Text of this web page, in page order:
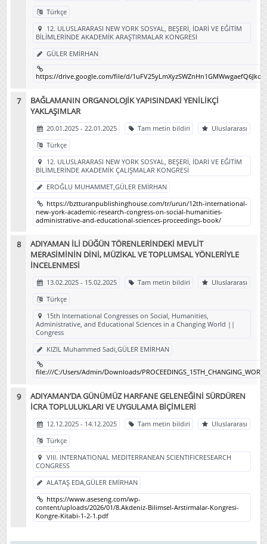
Türkçe
12. ULUSLARARASI NEW YORK SOSYAL, BEŞERİ, İDARİ VE EĞİTİM
BİLİMLERİNDE AKADEMİK ARAŞTIRMALAR KONGRESİ
GÜLER EMİRHAN
https://drive.google.com/file/d/
BAĞLAMANIN ORGANOLOJİK YAPISINDAKİ YENİLİKÇİ
YAKLAŞIMLAR
20.01.2025 - 22.01.2025 Tam metin bildiri
Uluslararası
Türkçe
12. ULUSLARARASI NEW YORK SOSYAL, BEŞERİ, İDARİ VE EĞİTİM
BİLİMLERİNDE AKADEMİK ÇALIŞMALAR KONGRESİ
EROĞLU MUHAMMET,GÜLER EMİRHAN
https://bztturanpublishinghouse.com/tr/urun/12th-international-
new-york-academic-research-congress-on-social-humanities-
administrative-and-educational-sciences-proceedings-book/
ADIYAMAN İLİ DÜĞÜN TÖRENLERİNDEKİ MEVLİT
MERASİMİNİN DİNİ, MÜZİKAL VE TOPLUMSAL YÖNLERİYLE
İNCELENMESİ
13.02.2025 - 15.02.2025 Tam metin bildiri
Uluslararası
Türkçe
15th International Congresses on Social, Humanities,
Administrative, and Educational Sciences in a Changing World ||
Congress
KIZIL Muhammed Sadi,GÜLER EMİRHAN
file:///C:/Users/Admin/Downloads/
ADIYAMAN’DA GÜNÜMÜZ HARFANE GELENEĞİNİ SÜRDÜREN
İCRA TOPLULUKLARI VE UYGULAMA BİÇİMLERİ
12.12.2025 - 14.12.2025 Tam metin bildiri
Uluslararası
Türkçe
VIII. INTERNATIONAL MEDITERRANEAN SCIENTIFICRESEARCH
CONGRESS
ALATAŞ EDA,GÜLER EMİRHAN
https://www.aseseng.com/wp-
content/uploads/2026/01/8.Akdeniz-Bilimsel-Arstirmalar-Kongresi-
Kongre-Kitabi-1-2-1.pdf